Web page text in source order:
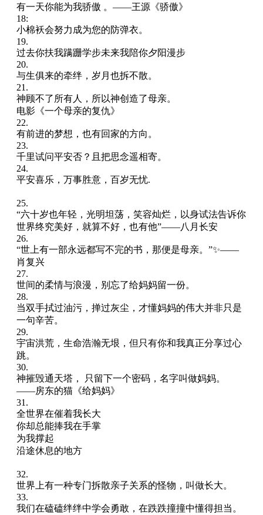
有一天你能为我骄傲 。——王源《骄傲》
18:
小棉袄会努力成为您的防弹衣。
19.
过去你扶我蹒跚学步未来我陪你夕阳漫步
20.
与生俱来的牵绊，岁月也拆不散。
21.
神顾不了所有人，所以神创造了母亲。
电影《一个母亲的复仇》
22.
有前进的梦想，也有回家的方向。
23.
千里试问平安否？且把思念遥相寄。
24.
平安喜乐，万事胜意，百岁无忧.
25.
“六十岁也年轻，光明坦荡，笑容灿烂，以身试法告诉你
世界终究美好，就算不好，也有他”——八月长安
26.
“世上有一部永远都写不完的书，那便是母亲。”✨——
肖复兴
27.
世间的柔情与浪漫，别忘了给妈妈留一份。
28.
当双手拭过油污，掸过灰尘，才懂妈妈的伟大并非只是
一句辛苦。
29.
宇宙洪荒，生命浩瀚无垠，但只有你和我真正分享过心
跳。
30.
神摧毁通天塔， 只留下一个密码，名字叫做妈妈。
——房东的猫《给妈妈》
31.
全世界在催着我长大
你却总能捧我在手掌
为我撑起
沿途休息的地方
32.
世界上有一种专门拆散亲子关系的怪物，叫做长大。
33.
我们在磕磕绊绊中学会勇敢，在跌跌撞撞中懂得担当。